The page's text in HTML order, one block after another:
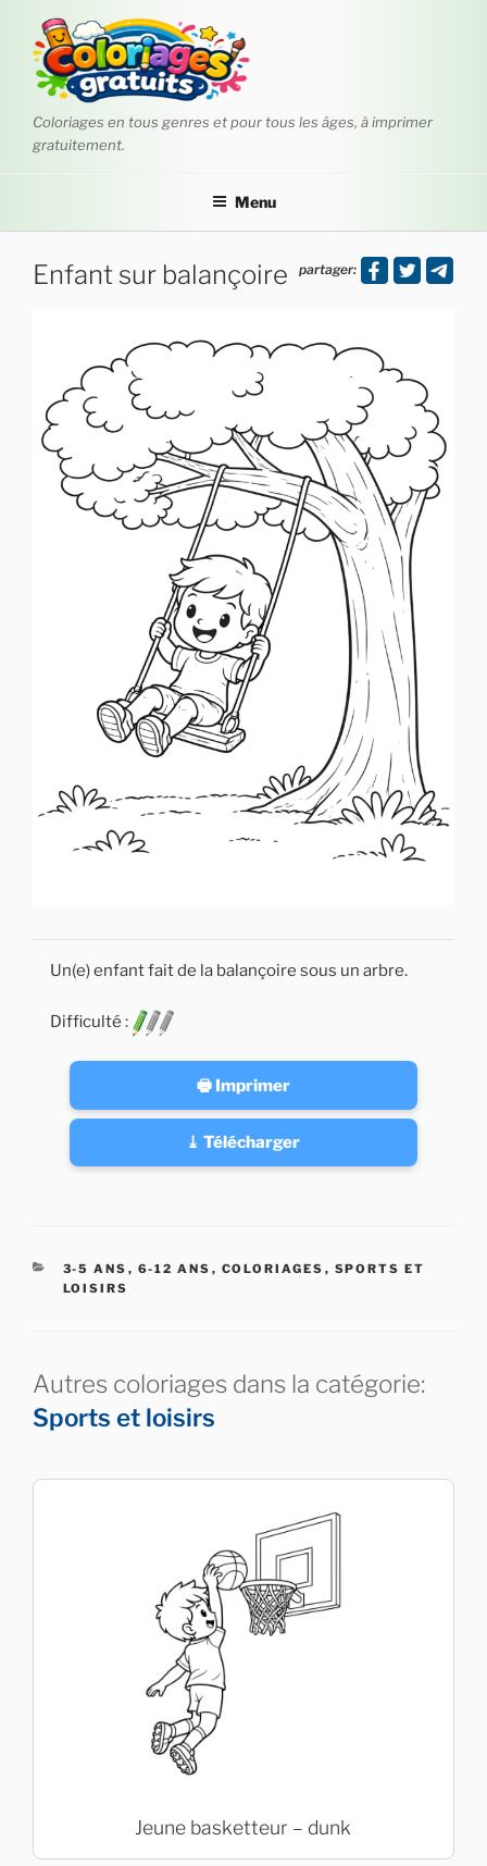
contenu
principal
Coloriages en tous genres et pour tous les âges, à imprimer
gratuitement.
Menu
Enfant sur balançoire partager:
Un(e) enfant fait de la balançoire sous un arbre.
Difficulté :
🖶 Imprimer
⤓ Télécharger
CATÉGORIES
3-5 ANS , 6-12 ANS , COLORIAGES , SPORTS ET
LOISIRS
Autres coloriages dans la catégorie:
Sports et loisirs
Jeune basketteur – dunk